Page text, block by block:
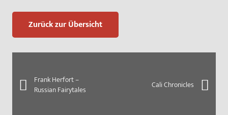
Zurück zur Übersicht
Frank Herfort –
Russian Fairytales
Cali Chronicles